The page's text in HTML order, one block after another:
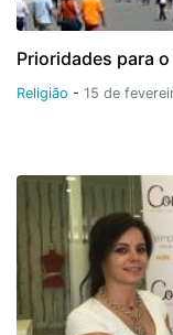
Prioridades para
Religião - 15 de